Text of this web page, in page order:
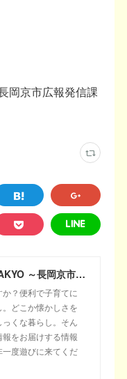
岡京市広報発信課
SENSE NAGAOKAKYO ～長岡京市のサブサイト～
？便利で子育てに
どこか懐かしさを
くな暮らし。そん
をお届けする情報
度遊びに来てくだ